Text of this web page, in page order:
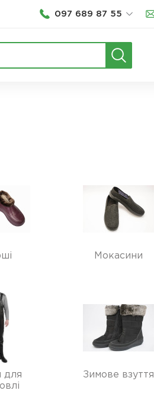
097 689 87 55
Мокасини
для
Зимове взуття